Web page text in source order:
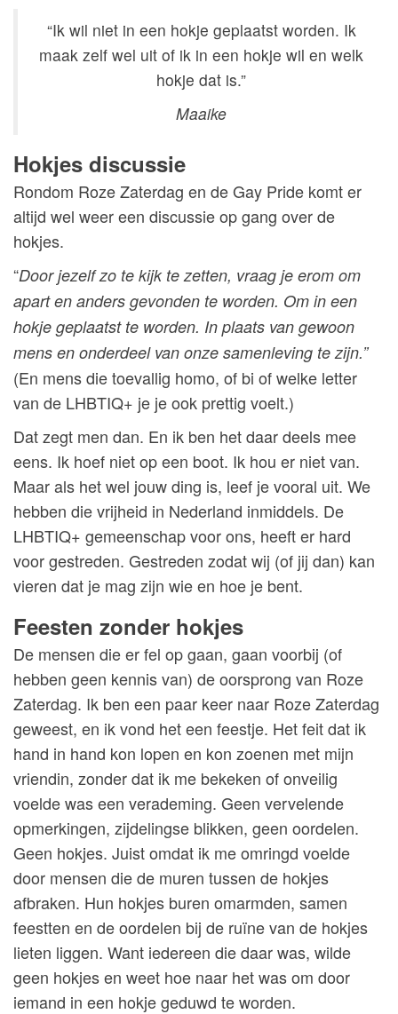
“Ik wil niet in een hokje geplaatst worden. Ik
maak zelf wel uit of ik in een hokje wil en welk
hokje dat is.”
Maaike
Hokjes discussie
Rondom Roze Zaterdag en de Gay Pride komt er
altijd wel weer een discussie op gang over de
hokjes.
“Door jezelf zo te kijk te zetten, vraag je erom om
apart en anders gevonden te worden. Om in een
hokje geplaatst te worden. In plaats van gewoon
mens en onderdeel van onze samenleving te zijn.”
(En mens die toevallig homo, of bi of welke letter
van de LHBTIQ+ je je ook prettig voelt.)
Dat zegt men dan. En ik ben het daar deels mee
eens. Ik hoef niet op een boot. Ik hou er niet van.
Maar als het wel jouw ding is, leef je vooral uit. We
hebben die vrijheid in Nederland inmiddels. De
LHBTIQ+ gemeenschap voor ons, heeft er hard
voor gestreden. Gestreden zodat wij (of jij dan) kan
vieren dat je mag zijn wie en hoe je bent.
Feesten zonder hokjes
De mensen die er fel op gaan, gaan voorbij (of
hebben geen kennis van) de oorsprong van Roze
Zaterdag. Ik ben een paar keer naar Roze Zaterdag
geweest, en ik vond het een feestje. Het feit dat ik
hand in hand kon lopen en kon zoenen met mijn
vriendin, zonder dat ik me bekeken of onveilig
voelde was een verademing. Geen vervelende
opmerkingen, zijdelingse blikken, geen oordelen.
Geen hokjes. Juist omdat ik me omringd voelde
door mensen die de muren tussen de hokjes
afbraken. Hun hokjes buren omarmden, samen
feestten en de oordelen bij de ruïne van de hokjes
lieten liggen. Want iedereen die daar was, wilde
geen hokjes en weet hoe naar het was om door
iemand in een hokje geduwd te worden.